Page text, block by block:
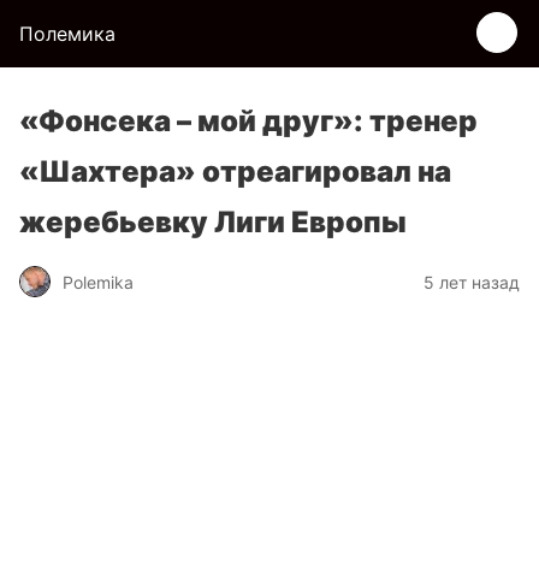
Полемика
«Фонсека – мой друг»: тренер
«Шахтера» отреагировал на
жеребьевку Лиги Европы
Polemika 5 лет назад